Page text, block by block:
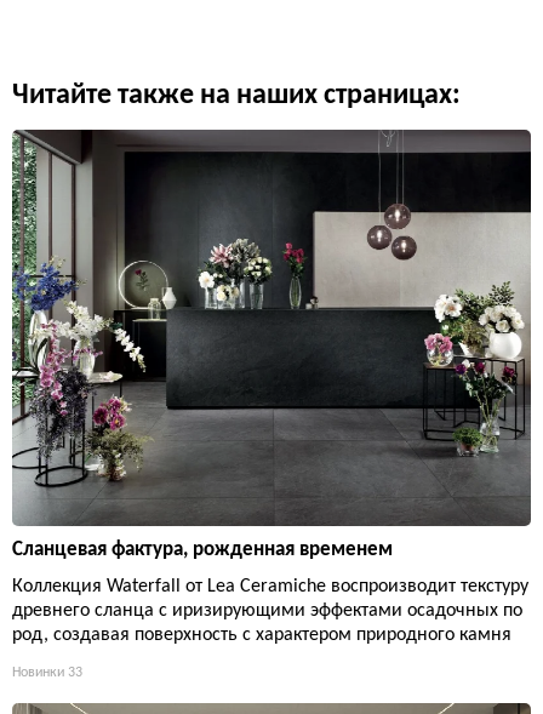
Читайте также на наших страницах:
Сланцевая фактура, рожденная временем
Коллекция Waterfall от Lea Ceramiche воспроизводит текстуру
древнего сланца с иризирующими эффектами осадочных по
род, создавая поверхность с характером природного камня
Новинки 33